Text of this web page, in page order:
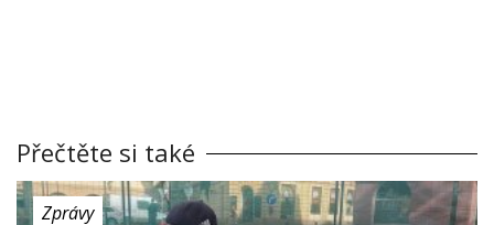
Přečtěte si také
Zprávy